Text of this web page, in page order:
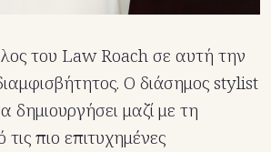
του Law Roach σε αυτή την
Ο διάσημος stylist
δημιουργήσει μαζί με τη
πιο επιτυχημένες